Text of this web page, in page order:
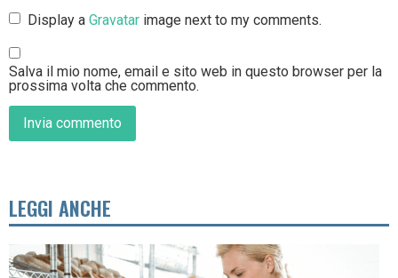
Display aGravatar image next to my comments.
Salva il mio nome, email e sito web in questo browser per la
prossima volta che commento.
LEGGI ANCHE